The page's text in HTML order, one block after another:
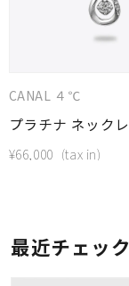
CANAL ４℃
プラチナ ネック
¥66,000
最近チェッ